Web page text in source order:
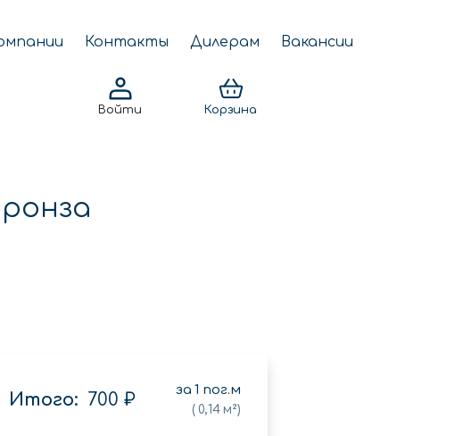
Контакты Дилерам Вакансии
Войти Корзина
Итого: 700 ₽ за 1 пог.м
( 0,14 м²)